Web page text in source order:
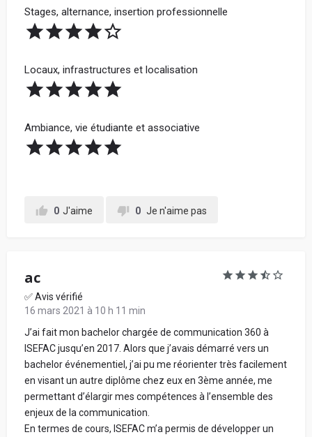
Stages, alternance, insertion professionnelle
Locaux, infrastructures et localisation
Ambiance, vie étudiante et associative
0 J'aime 0 Je n'aime pas
ac
✅ Avis vérifié
16 mars 2021 à 10 h 11 min
J’ai fait mon bachelor chargée de communication 360 à
ISEFAC jusqu’en 2017. Alors que j’avais démarré vers un
bachelor événementiel, j’ai pu me réorienter très facilement
en visant un autre diplôme chez eux en 3ème année, me
permettant d’élargir mes compétences à l’ensemble des
enjeux de la communication.
En termes de cours, ISEFAC m’a permis de développer un